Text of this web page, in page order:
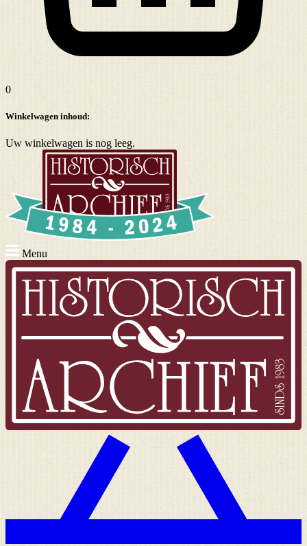
0
Winkelwagen inhoud:
Uw winkelwagen is nog leeg.
Menu